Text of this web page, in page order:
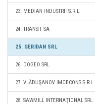
23. MEDIAN INDUSTRII S.R.L.
24. TRANSIF SA
25. GERIDAN SRL
26. DOGEO SRL
27. VLĂDUŞANOV IMOBCONS S.R.L.
28. SAWMILL INTERNAŢIONAL SRL